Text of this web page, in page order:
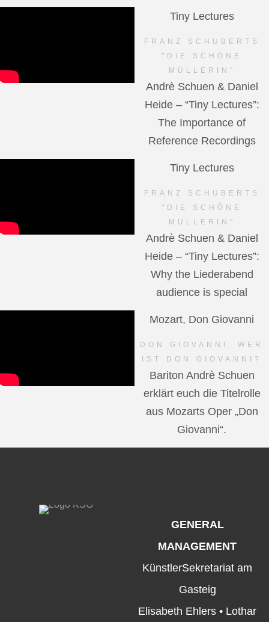
Tiny Lectures
FRANZ SCHUBERTS
"DIE SCHÖNE
MÜLLERIN"
Andrè Schuen & Daniel
Heide – “Tiny Lectures”:
The Importance of
Reference Recordings
Tiny Lectures
FRANZ SCHUBERTS
"DIE SCHÖNE
MÜLLERIN"
Andrè Schuen & Daniel
Heide – “Tiny Lectures”:
Why the Liederabend
audience is special
Mozart, Don Giovanni
DON GIOVANNI: WER
IST DON GIOVANNI?
Bariton Andrè Schuen
erklärt euch die Titelrolle
aus Mozarts Oper „Don
Giovanni“.
GENERAL
MANAGEMENT
KünstlerSekretariat am
Gasteig
Elisabeth Ehlers • Lothar